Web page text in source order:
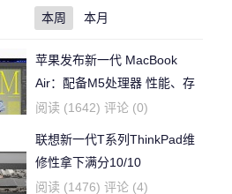
本周 本月
苹果发布新一代 MacBook
Air：配备M5处理器 性能、存
储与 AI 全面升级 ​
阅读 (1642) 评论 (0)
联想新一代T系列ThinkPad维
修性拿下满分10/10
阅读 (1476) 评论 (4)